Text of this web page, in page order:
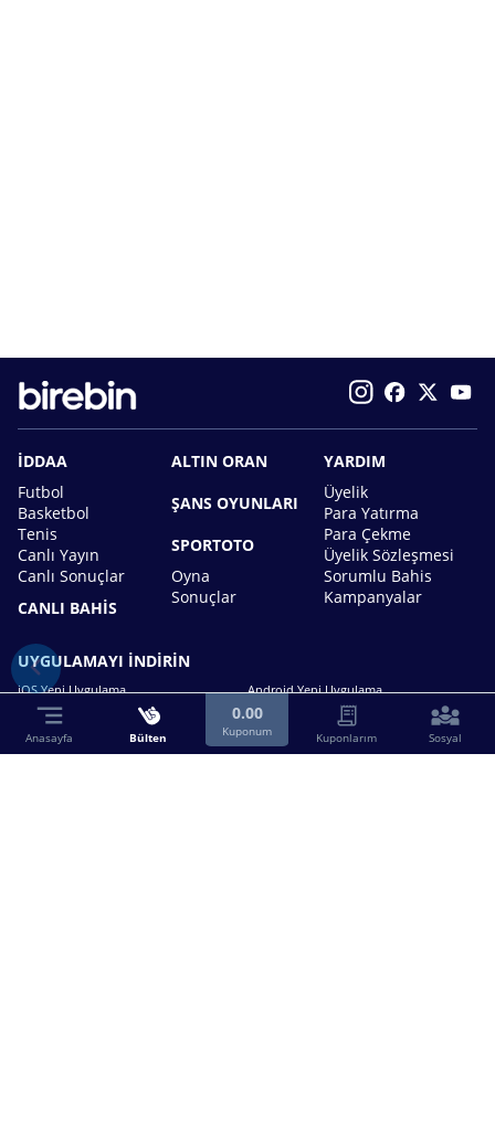
İDDAA
Futbol
Basketbol
Tenis
Canlı Yayın
Canlı Sonuçlar
CANLI BAHİS
ALTIN ORAN
ŞANS OYUNLARI
SPORTOTO
Oyna
Sonuçlar
YARDIM
Üyelik
Para Yatırma
Para Çekme
Üyelik Sözleşmesi
Sorumlu Bahis
Kampanyalar
UYGULAMAYI İNDİRİN
iOS Yeni Uygulama Android Yeni Uygulama
Anasayfa Bülten
0.00
Kuponum Kuponlarım Sosyal